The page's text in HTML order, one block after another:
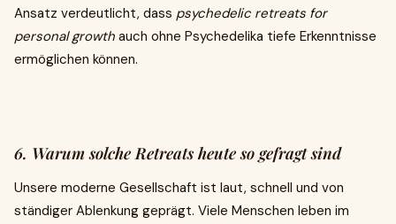
Ansatz verdeutlicht, dass psychedelic retreats for
personal growth auch ohne Psychedelika tiefe Erkenntnisse
ermöglichen können.
6. Warum solche Retreats heute so gefragt sind
Unsere moderne Gesellschaft ist laut, schnell und von
ständiger Ablenkung geprägt. Viele Menschen leben im